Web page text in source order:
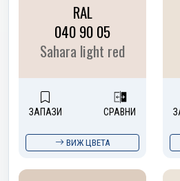
RAL
040 90 05
Sahara light red
ЗАПАЗИ СРАВНИ
ВИЖ ЦВЕТА